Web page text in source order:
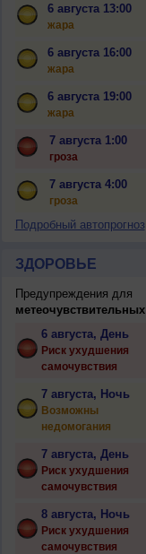
6 августа 13:00
жара
6 августа 16:00
жара
6 августа 19:00
жара
7 августа 1:00
гроза
7 августа 4:00
гроза
Подробный автопрогноз
ЗДОРОВЬЕ
Предупреждения для
метеочувствительных
6 августа, День
Риск ухудшения
самочувствия
7 августа, Ночь
Возможны
недомогания
7 августа, День
Риск ухудшения
самочувствия
8 августа, Ночь
Риск ухудшения
самочувствия